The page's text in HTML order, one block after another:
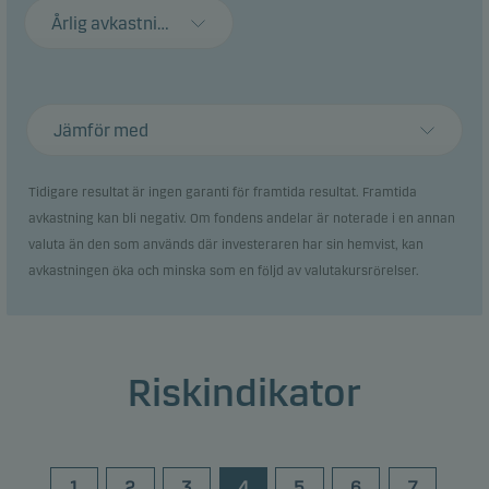
Årlig avkastning
Jämför med
Tidigare resultat är ingen garanti för framtida resultat. Framtida
avkastning kan bli negativ. Om fondens andelar är noterade i en annan
valuta än den som används där investeraren har sin hemvist, kan
avkastningen öka och minska som en följd av valutakursrörelser.
Riskindikator